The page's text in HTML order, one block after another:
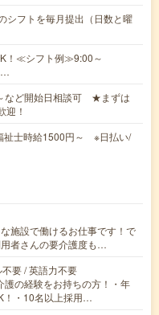
フトを毎月提出（日数と曜
！≪シフト例≫9:00～
など開始日相談可 ★まずは
迎！
士時給1500円～ ※日払い/
施設で働けるお仕事です！で
者さんの要介護度も…
要 / 英語力不要
護の経験をお持ちの方！・年
！・10名以上採用…